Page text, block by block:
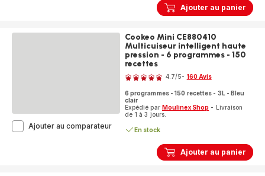
Ajouter au panier
Air
fryer
Smart
Assist
Technologie
Silencieuse
Ajouter au panier
Cookeo Mini CE880410
Multicuiseur intelligent haute
pression - 6 programmes - 150
recettes
Note
4.7/5- 160 Avis
6 programmes - 150 recettes - 3L - Bleu
clair
Expédié par Moulinex Shop - Livraison
de 1 à 3 jours.
En stock
Ajouter au comparateurCookeo